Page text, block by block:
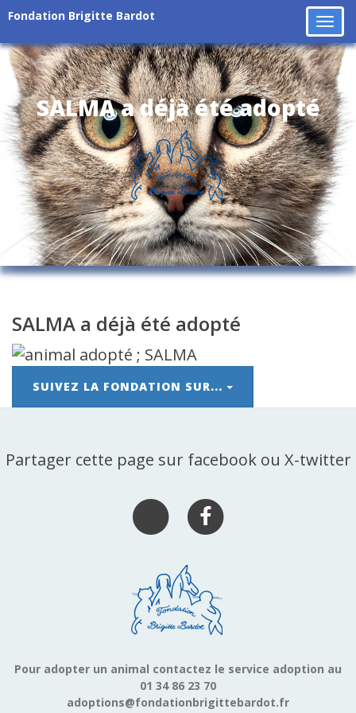
Fondation Brigitte Bardot
SALMA a déjà été adopté
SALMA a déjà été adopté
SUIVEZ LA FONDATION SUR...
Partager cette page sur facebook ou X-twitter
Pour adopter un animal contactez le service adoption au
01 34 86 23 70
adoptions@fondationbrigittebardot.fr